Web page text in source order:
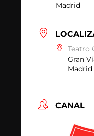
Madrid
Teatro
Gran
Madrid
CANAL